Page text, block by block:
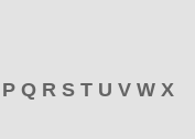
P Q R S T U V W X